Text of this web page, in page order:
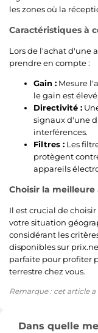
les zones où la
Caractéristiques à
Lors de l'achat d'une
prendre en compte :
Gain : Mesure
le gain est
Directivité :
signaux d'une
interférences.
Filtres : Les
protègent
appareils
Choisir la
Il est crucial de
votre situation
considérant les
disponibles sur
parfaite pour profiter
terrestre chez vous.
Remarque : cet article a
Dans quelle